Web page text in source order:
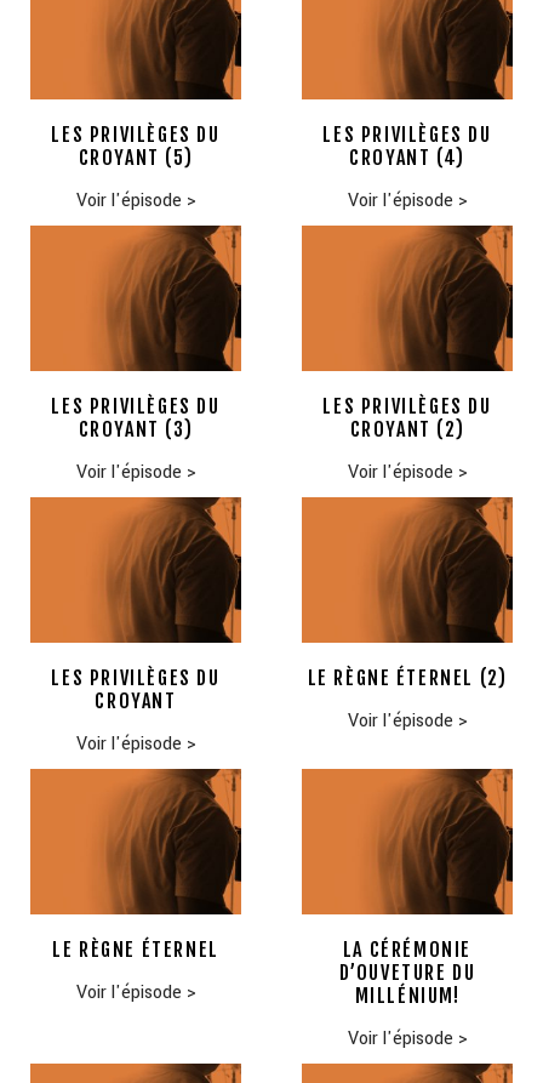
LES PRIVILÈGES DU
CROYANT (5)
Voir l'épisode >
LES PRIVILÈGES DU
CROYANT (4)
Voir l'épisode >
LES PRIVILÈGES DU
CROYANT (3)
Voir l'épisode >
LES PRIVILÈGES DU
CROYANT (2)
Voir l'épisode >
LES PRIVILÈGES DU
CROYANT
Voir l'épisode >
LE RÈGNE ÉTERNEL (2)
Voir l'épisode >
LE RÈGNE ÉTERNEL
Voir l'épisode >
LA CÉRÉMONIE
D’OUVETURE DU
MILLÉNIUM!
Voir l'épisode >